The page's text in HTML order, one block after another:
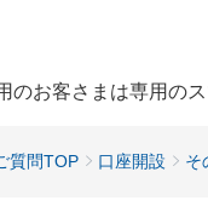
のお客さまは専用の
質問TOP 口座開設 そ